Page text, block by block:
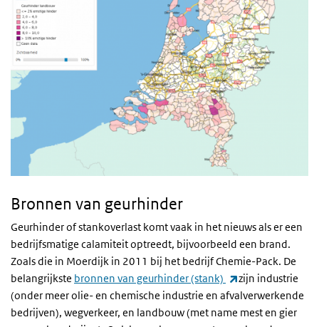
Bronnen van geurhinder
Geurhinder of stankoverlast komt vaak in het nieuws als er een
bedrijfsmatige calamiteit optreedt, bijvoorbeeld een brand.
Zoals die in Moerdijk in 2011 bij het bedrijf Chemie-Pack. De
belangrijkste bronnen van geurhinder (stank) (externe link)
zijn industrie
(onder meer olie- en chemische industrie en afvalverwerkende
bedrijven), wegverkeer, en landbouw (met name mest en gier